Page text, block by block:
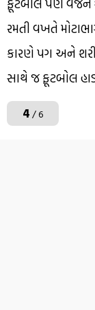
ફૂટબોલ પણ વજન
રમતી વખતે
કારણે પગ અને
સાથે જ ફૂટબોલ
4/ 6